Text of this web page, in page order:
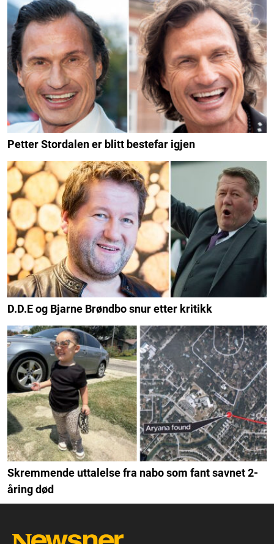
Petter Stordalen er blitt bestefar igjen
D.D.E og Bjarne Brøndbo snur etter kritikk
Skremmende uttalelse fra nabo som fant savnet 2-
åring død